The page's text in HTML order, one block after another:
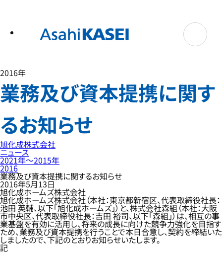
2016年
業務及び資本提携に関す
るお知らせ
旭化成株式会社
ニュース
2021年〜2015年
2016
業務及び資本提携に関するお知らせ
2016年5月13日
旭化成ホームズ株式会社
旭化成ホームズ株式会社（本社：東京都新宿区、代表取締役社長：
池田 英輔、以下「旭化成ホームズ」）と、株式会社森組（本社：大阪
市中央区、代表取締役社長：吉田 裕司、以下「森組」）は、相互の事
業基盤を有効に活用し、将来の成長に向けた競争力強化を目指す
ため、業務及び資本提携を行うことで本日合意し、契約を締結いた
しましたので、下記のとおりお知らせいたします。
記